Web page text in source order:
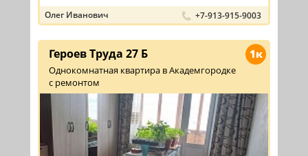
Олег Иванович +7-913-915-9003
1к
Героев Труда 27 Б
Однокомнатная квартира в Академгородке
с ремонтом